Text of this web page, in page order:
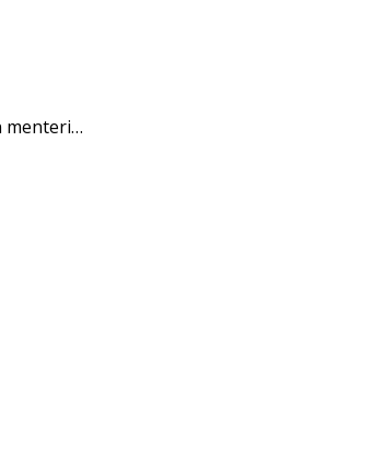
menteri…